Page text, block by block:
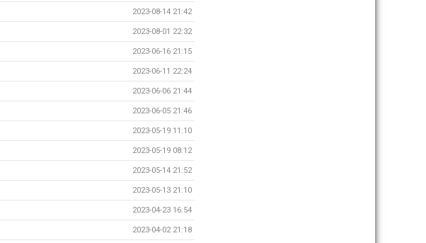
2023-08-14 21:42
2023-08-01 22:32
2023-06-16 21:15
2023-06-11 22:24
2023-06-06 21:44
2023-06-05 21:46
2023-05-19 11:10
2023-05-19 08:12
2023-05-14 21:52
2023-05-13 21:10
2023-04-23 16:54
2023-04-02 21:18